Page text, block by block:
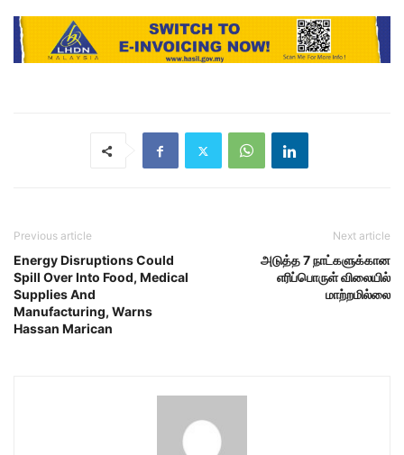
Previous article
Energy Disruptions Could
Spill Over Into Food, Medical
Supplies And
Manufacturing, Warns
Hassan Marican
Next article
அடுத்த 7 நாட்களுக்கான
எரிப்பொருள் விலையில்
மாற்றமில்லை